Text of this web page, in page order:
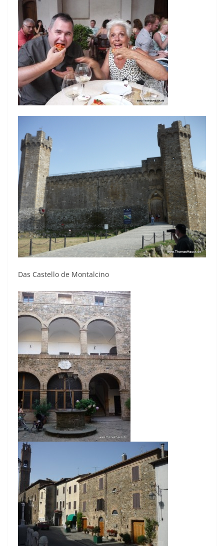
Das Castello de Montalcino